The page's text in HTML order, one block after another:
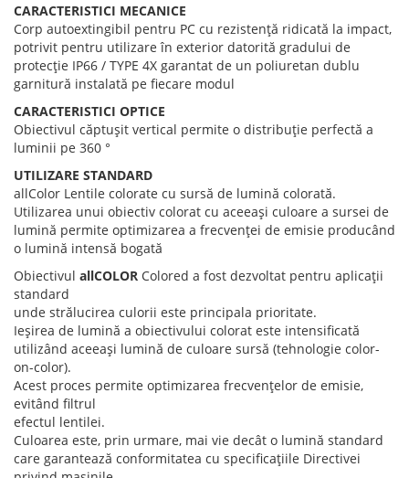
CARACTERISTICI MECANICE
Corp autoextingibil pentru PC cu rezistență ridicată la impact,
potrivit pentru utilizare în exterior datorită gradului de
protecție IP66 / TYPE 4X garantat de un poliuretan dublu
garnitură instalată pe fiecare modul
CARACTERISTICI OPTICE
Obiectivul căptușit vertical permite o distribuție perfectă a
luminii pe 360 ​​°
UTILIZARE STANDARD
allColor Lentile colorate cu sursă de lumină colorată.
Utilizarea unui obiectiv colorat cu aceeași culoare a sursei de
lumină permite optimizarea a frecvenței de emisie producând
o lumină intensă bogată
Obiectivul allCOLOR Colored a fost dezvoltat pentru aplicații
standard
unde strălucirea culorii este principala prioritate.
Ieșirea de lumină a obiectivului colorat este intensificată
utilizând aceeași lumină de culoare sursă (tehnologie color-
on-color).
Acest proces permite optimizarea frecvențelor de emisie,
evitând filtrul
efectul lentilei.
Culoarea este, prin urmare, mai vie decât o lumină standard
care garantează conformitatea cu specificațiile Directivei